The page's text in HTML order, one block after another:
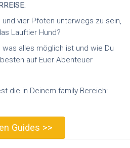
vier Pfoten unterwegs zu sein,
Lauftier Hund?
was alles möglich ist und wie Du
auf Euer Abenteuer
die in Deinem family Bereich:
Guides >>